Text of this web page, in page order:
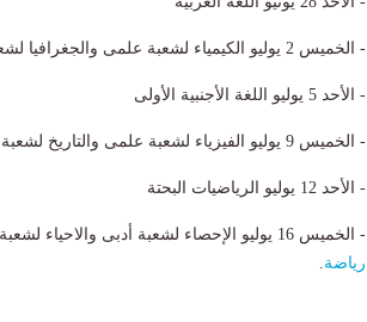
- الخميس 2 يوليو الكيمياء لشعبة علمى والجغرافيا لشعبة أدبى
- الأحد 5 يوليو اللغة الأجنبية الأولى
- الخميس 9 يوليو الفيزياء لشعبة علمى والتاريخ لشعبة أدبى
- الأحد 12 يوليو الرياضيات البحتة
- الخميس 16 يوليو الإحصاء لشعبة أدبى والاحياء لشعبة علمى علوم والرياضيات التطبيقية لشعبة علمى
رياضة.